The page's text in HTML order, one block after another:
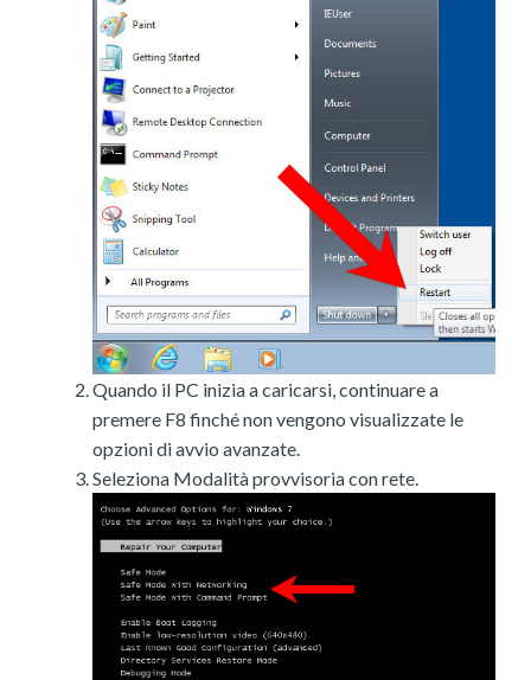
Quando il PC inizia a caricarsi, continuare a
premere F8 finché non vengono visualizzate le
opzioni di avvio avanzate.
Seleziona Modalità provvisoria con rete.